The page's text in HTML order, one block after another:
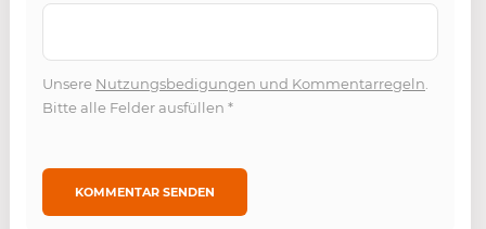
Unsere Nutzungsbedigungen und Kommentarregeln
Bitte alle Felder ausfüllen *